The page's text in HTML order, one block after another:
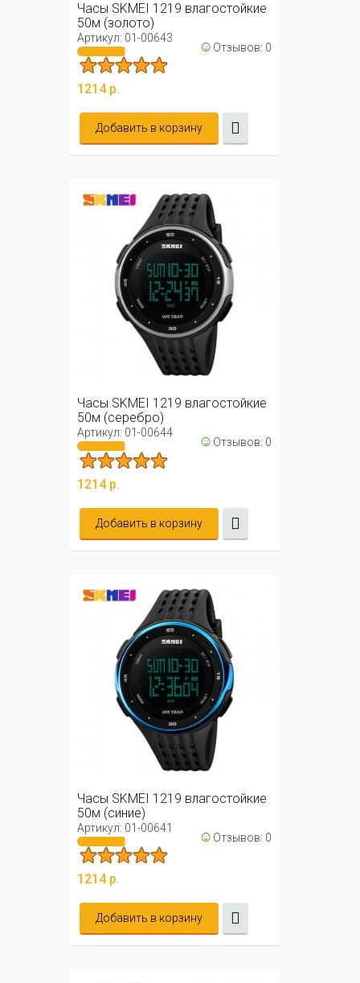
Часы SKMEI 1219 влагостойкие
50м (золото)
Артикул: 01-00643 ☺ Отзывов: 0
1214 р.
Добавить в корзину
Часы SKMEI 1219 влагостойкие
50м (серебро)
Артикул: 01-00644 ☺ Отзывов: 0
1214 р.
Добавить в корзину
Часы SKMEI 1219 влагостойкие
50м (синие)
Артикул: 01-00641 ☺ Отзывов: 0
1214 р.
Добавить в корзину